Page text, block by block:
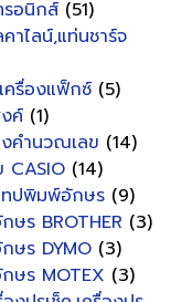
อนิกส์ (51)
าไลน์,แท่นชาร์จ
รื่องแฟ็กซ์ (5)
ค์ (1)
งคำนวณเลข (14)
CASIO (14)
ทปพิมพ์อักษร (9)
ษร BROTHER (3)
ษร DYMO (3)
ษร MOTEX (3)